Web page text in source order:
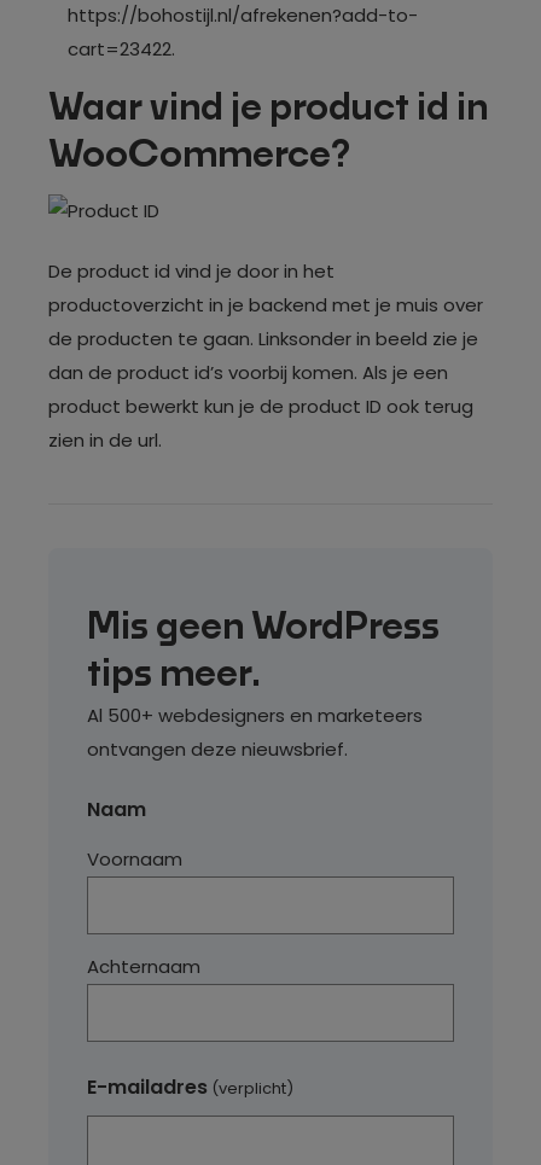
https://bohostijl.nl/afrekenen?add-to-
cart=23422.
Waar vind je product id in
WooCommerce?
De product id vind je door in het
productoverzicht in je backend met je muis over
de producten te gaan. Linksonder in beeld zie je
dan de product id’s voorbij komen. Als je een
product bewerkt kun je de product ID ook terug
zien in de url.
Mis geen WordPress
tips meer.
Al 500+ webdesigners en marketeers
ontvangen deze nieuwsbrief.
Naam
Voornaam
Achternaam
E-mailadres (verplicht)